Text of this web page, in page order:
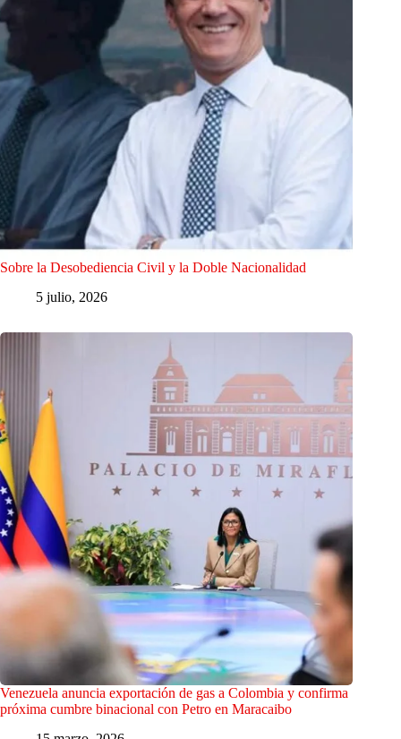
Sobre la Desobediencia Civil y la Doble Nacionalidad
5 julio, 2026
Venezuela anuncia exportación de gas a Colombia y confirma
próxima cumbre binacional con Petro en Maracaibo